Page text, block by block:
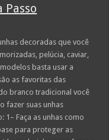
Passo
decoradas que você
pelúcia, caviar,
basta usar a
as favoritas das
branco tradicional você
fazer suas unhas
1– Faça as unhas como
para proteger as